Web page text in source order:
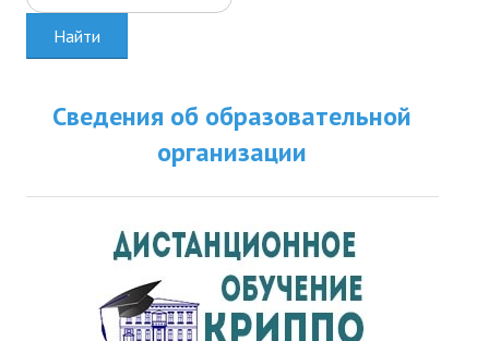
Найти
Сведения об образовательной
организации